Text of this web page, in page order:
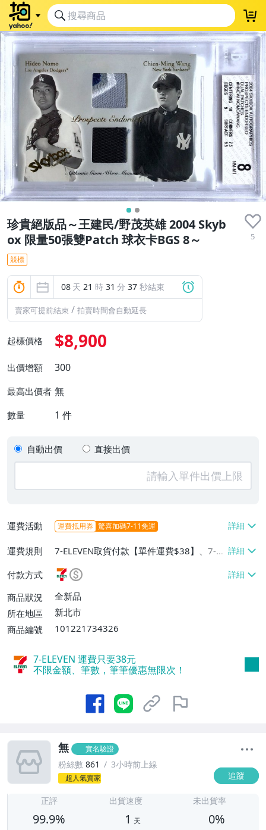
珍貴絕版品～王建民/野茂英雄 2004 Skyb
ox 限量50張雙Patch 球衣卡BGS 8～
5
競標
08 天 21 時 31 分 37 秒結束
賣家可提前結束 / 拍賣時間會自動延長
起標價格 $8,900
出價增額 300
最高出價者 無
數量 1 件
自動出價 直接出價
運費活動 運費抵用券 驚喜加碼7-11免運
運費規則
7-ELEVEN取貨付款【單件運費$38】、7-EL
號【單件運費$60、滿20件或消費滿$5000
0免運費】
付款方式
商品狀況
全新品
所在地區
新北市
商品編號
101221734326
7-ELEVEN 運費只要38元
不限金額、筆數，筆筆優惠無限次！
無 實名驗證
粉絲數 861 3小時前上線
超人氣賣家 追蹤
正評
99.9%
出貨速度
1 天
未出貨率
0%